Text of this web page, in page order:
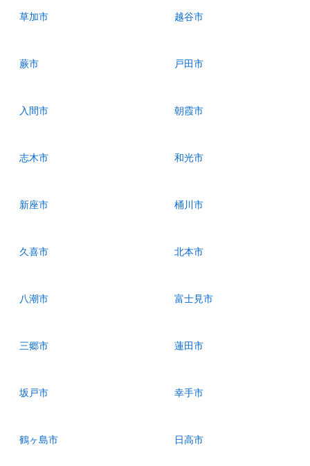
草加市 越谷市
蕨市 戸田市
入間市 朝霞市
志木市 和光市
新座市 桶川市
久喜市 北本市
八潮市 富士見市
三郷市 蓮田市
坂戸市 幸手市
鶴ヶ島市 日高市